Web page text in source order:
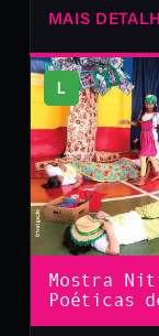
MAIS
L
Mostra
Poéticas